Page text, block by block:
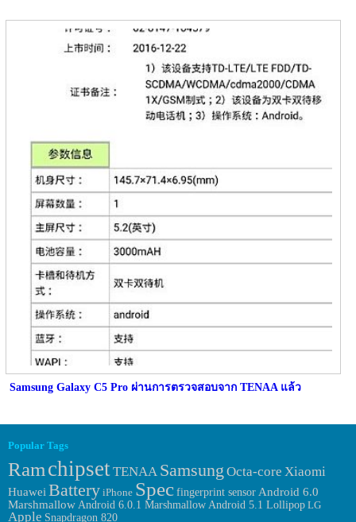
Samsung Galaxy C5 Pro ผ่านการตรวจสอบจาก TENAA แล้ว
Popular Tags
RamchipsetTENAA Samsung Octa-core Xiaomi
Huawei Battery iPhone Specfingerprint sensor Android 6.0
Marshmallow Android 6.0.1 Marshmallow Android 5.1 Lollipop LG
Apple Snapdragon 820